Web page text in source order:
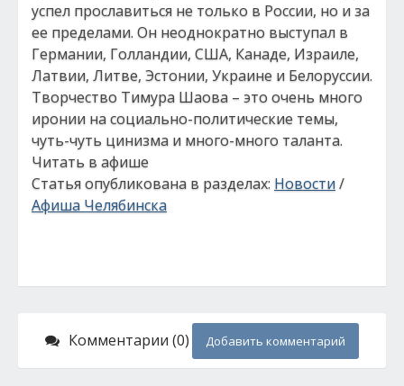
успел прославиться не только в России, но и за
ее пределами. Он неоднократно выступал в
Германии, Голландии, США, Канаде, Израиле,
Латвии, Литве, Эстонии, Украине и Белоруссии.
Творчество Тимура Шаова – это очень много
иронии на социально-политические темы,
чуть-чуть цинизма и много-много таланта.
Читать в афише
Статья опубликована в разделах: Новости/
Афиша Челябинска
Комментарии (0) Добавить комментарий